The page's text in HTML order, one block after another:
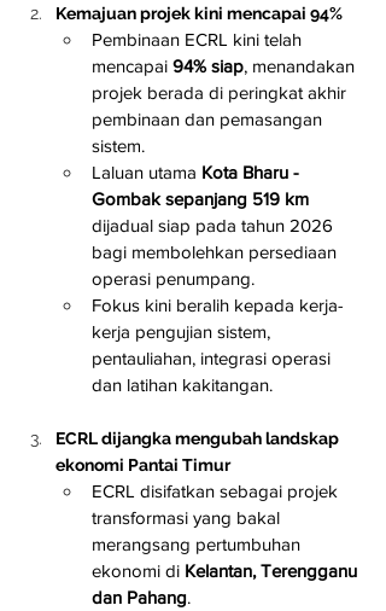
Kemajuan projek kini mencapai 94%
Pembinaan ECRL kini telah
mencapai 94% siap, menandakan
projek berada di peringkat akhir
pembinaan dan pemasangan
sistem.
Laluan utama Kota Bharu -
Gombak sepanjang 519 km
dijadual siap pada tahun 2026
bagi membolehkan persediaan
operasi penumpang.
Fokus kini beralih kepada kerja-
kerja pengujian sistem,
pentauliahan, integrasi operasi
dan latihan kakitangan.
ECRL dijangka mengubah landskap
ekonomi Pantai Timur
ECRL disifatkan sebagai projek
transformasi yang bakal
merangsang pertumbuhan
ekonomi di Kelantan, Terengganu
dan Pahang.